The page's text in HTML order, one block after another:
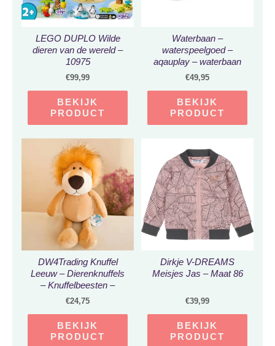
LEGO DUPLO Wilde
dieren van de wereld –
10975
€99,99
BEKIJK
PRODUCT
Waterbaan –
waterspeelgoed –
aqauplay – waterbaan
aqauplay – waterbaan
waterspeelgoed kinderen
/ buiten – 39 delig
€49,95
BEKIJK
PRODUCT
DW4Trading Knuffel
Leeuw – Dierenknuffels
– Knuffelbeesten –
Pluche Speelgoed – 25
€24,75
BEKIJK
PRODUCT
Dirkje V-DREAMS
Meisjes Jas – Maat 86
€39,99
BEKIJK
PRODUCT